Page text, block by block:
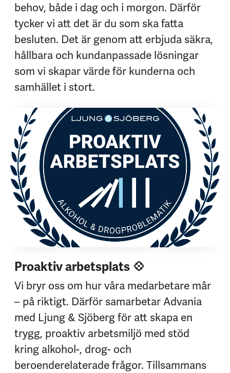
behov, både i dag och i morgon. Därför
tycker vi att det är du som ska fatta
besluten. Det är genom att erbjuda säkra,
hållbara och kundanpassade lösningar
som vi skapar värde för kunderna och
samhället i stort.
Proaktiv arbetsplats 💠
Vi bryr oss om hur våra medarbetare mår
– på riktigt. Därför samarbetar Advania
med Ljung & Sjöberg för att skapa en
trygg, proaktiv arbetsmiljö med stöd
kring alkohol-, drog- och
beroenderelaterade frågor. Tillsammans